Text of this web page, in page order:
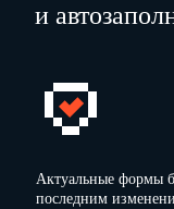
и
Актуальные формы
последним